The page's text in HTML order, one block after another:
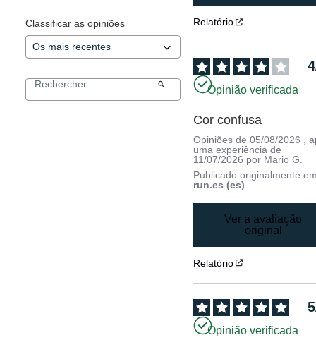
Classificar as opiniões Relatório
4
Opinião verificada
Cor confusa
Opiniões de05/08/2026 ,
uma experiência de
11/07/2026 por Mario G.
Publicado originalmente
run.es (es)
Ver a avaliação
original
Relatório
5
Opinião verificada